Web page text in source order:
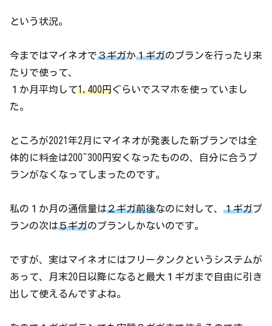
という状況。
今まではマイネオで３ギガか１ギガのプランを行ったり来
たりで使って、
１か月平均して1,400円ぐらいでスマホを使っていまし
た。
ところが2021年2月にマイネオが発表した新プランでは全
体的に料金は200~300円安くなったものの、自分に合うプ
ランがなくなってしまったのです。
私の１か月の通信量は２ギガ前後なのに対して、 １ギガプ
ランの次は５ギガのプランしかないのです。
ですが、実はマイネオにはフリータンクというシステムが
あって、月末20日以降になると最大１ギガまで自由に引き
出して使えるんですよね。